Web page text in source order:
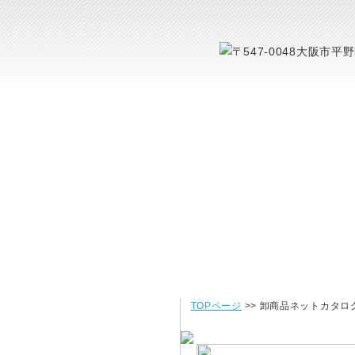
TOPページ >> 卸商品ネットカタロ